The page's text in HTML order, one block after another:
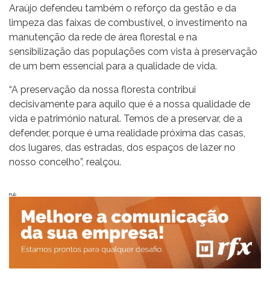
Araújo defendeu também o reforço da gestão e da
limpeza das faixas de combustível, o investimento na
manutenção da rede de área florestal e na
sensibilização das populações com vista à preservação
de um bem essencial para a qualidade de vida.
“A preservação da nossa floresta contribui
decisivamente para aquilo que é a nossa qualidade de
vida e património natural. Temos de a preservar, de a
defender, porque é uma realidade próxima das casas,
dos lugares, das estradas, dos espaços de lazer no
nosso concelho”, realçou.
Pub